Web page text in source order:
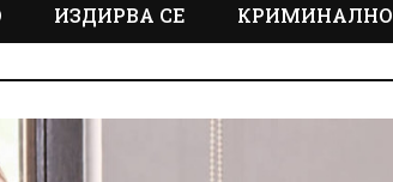
ИЗДИРВА СЕ КРИМИНАЛНО